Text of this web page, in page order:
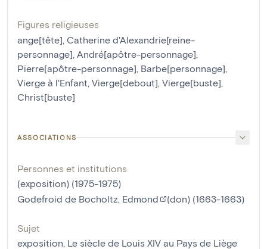
Figures religieuses
ange[tête] Catherine d'Alexandrie[reine-
personnage] André[apôtre-personnage]
Pierre[apôtre-personnage] Barbe[personnage]
Vierge à l'Enfant Vierge[debout] Vierge[buste]
Christ[buste]
ASSOCIATIONS
Personnes et institutions
(exposition) (1975-1975)
Godefroid de Bocholtz, Edmond
(don) (1663-1663)
Sujet
exposition, Le siècle de Louis XIV au Pays de Liège